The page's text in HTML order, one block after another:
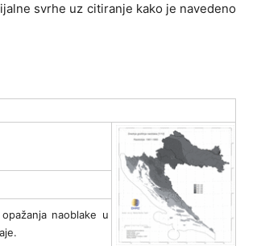
svrhe uz citiranje kako je navedeno
naoblake u